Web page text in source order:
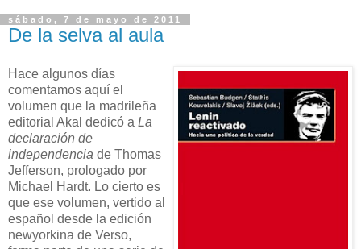
sábado, 7 de mayo de 2011
De la selva al aula
Hace algunos días
comentamos aquí el
volumen que la madrileña
editorial Akal dedicó a La
declaración de
independencia de Thomas
Jefferson, prologado por
Michael Hardt. Lo cierto es
que ese volumen, vertido al
español desde la edición
newyorkina de Verso,